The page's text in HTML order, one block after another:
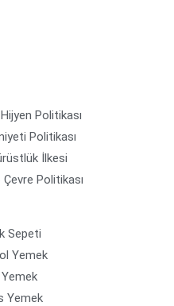
Politikası
Politikası
İlkesi
Politikası
Sepeti
Yemek
Yemek